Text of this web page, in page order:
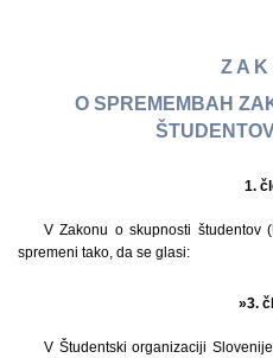
Z A K
O SPREMEMBAH
1.
V Zakonu o skupnosti študentov
spremeni tako, da se glasi:
»3.
V Študentski organizaciji